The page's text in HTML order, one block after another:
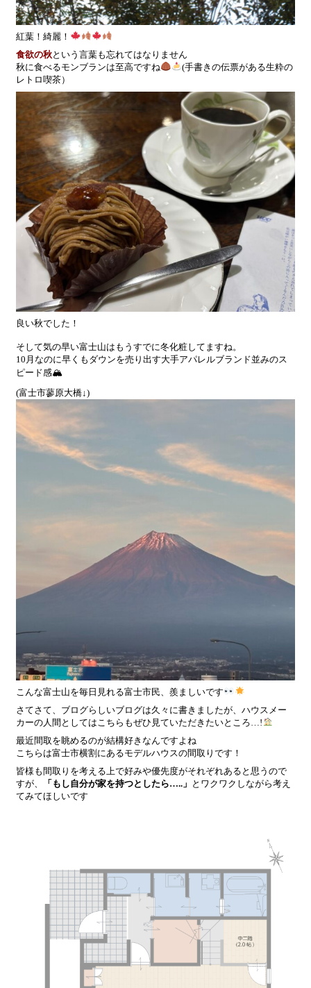
紅葉！綺麗！
食欲の秋という言葉も忘れてはなりません
秋に食べるモンブランは至高ですね
(手書きの伝票がある生粋の
レトロ喫茶）
良い秋でした！
そして気の早い富士山はもうすでに冬化粧してますね。
10月なのに早くもダウンを売り出す大手アパレルブランド並みのス
ピード感🏔
(富士市蓼原大橋↓)
こんな富士山を毎日見れる富士市民、羨ましいです
さてさて、ブログらしいブログは久々に書きましたが、ハウスメー
カーの人間としてはこちらもぜひ見ていただきたいところ…!
最近間取を眺めるのが結構好きなんですよね
こちらは富士市横割にあるモデルハウスの間取りです！
皆様も間取りを考える上で好みや優先度がそれぞれあると思うので
すが、
「もし自分が家を持つとしたら…..」 とワクワクしながら考え
てみてほしいです